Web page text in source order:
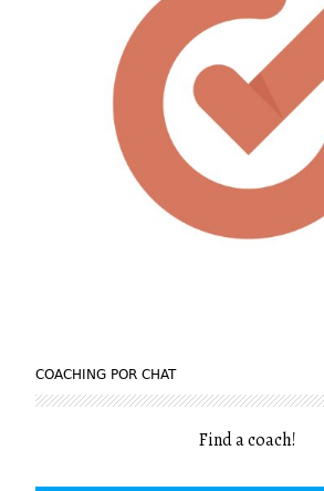
COACHING POR CHAT
Find a coach!